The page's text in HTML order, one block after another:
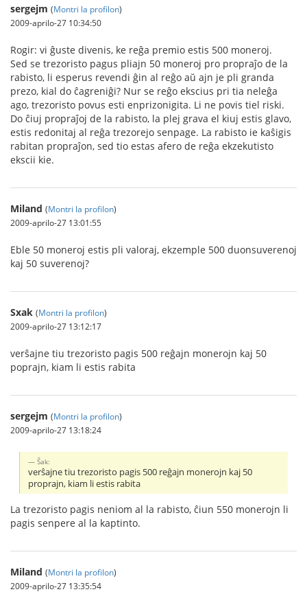
sergejm (Montri la profilon)
2009-aprilo-27 10:34:50
Rogir: vi ĝuste divenis, ke reĝa premio estis 500 moneroj.
Sed se trezoristo pagus pliajn 50 moneroj pro propraĵo de la
rabisto, li esperus revendi ĝin al reĝo aŭ ajn je pli granda
prezo, kial do ĉagreniĝi? Nur se reĝo ekscius pri tia neleĝa
ago, trezoristo povus esti enprizonigita. Li ne povis tiel riski.
Do ĉiuj propraĵoj de la rabisto, la plej grava el kiuj estis glavo,
estis redonitaj al reĝa trezorejo senpage. La rabisto ie kaŝigis
rabitan propraĵon, sed tio estas afero de reĝa ekzekutisto
ekscii kie.
Miland (Montri la profilon)
2009-aprilo-27 13:01:55
Eble 50 moneroj estis pli valoraj, ekzemple 500 duonsuverenoj
kaj 50 suverenoj?
Sxak (Montri la profilon)
2009-aprilo-27 13:12:17
verŝajne tiu trezoristo pagis 500 reĝajn monerojn kaj 50
poprajn, kiam li estis rabita
sergejm (Montri la profilon)
2009-aprilo-27 13:18:24
Ŝak:
verŝajne tiu trezoristo pagis 500 reĝajn monerojn kaj 50
proprajn, kiam li estis rabita
La trezoristo pagis neniom al la rabisto, ĉiun 550 monerojn li
pagis senpere al la kaptinto.
Miland (Montri la profilon)
2009-aprilo-27 13:35:54